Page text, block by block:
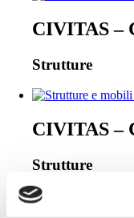
CIVITAS –
Strutture
CIVITAS –
Strutture